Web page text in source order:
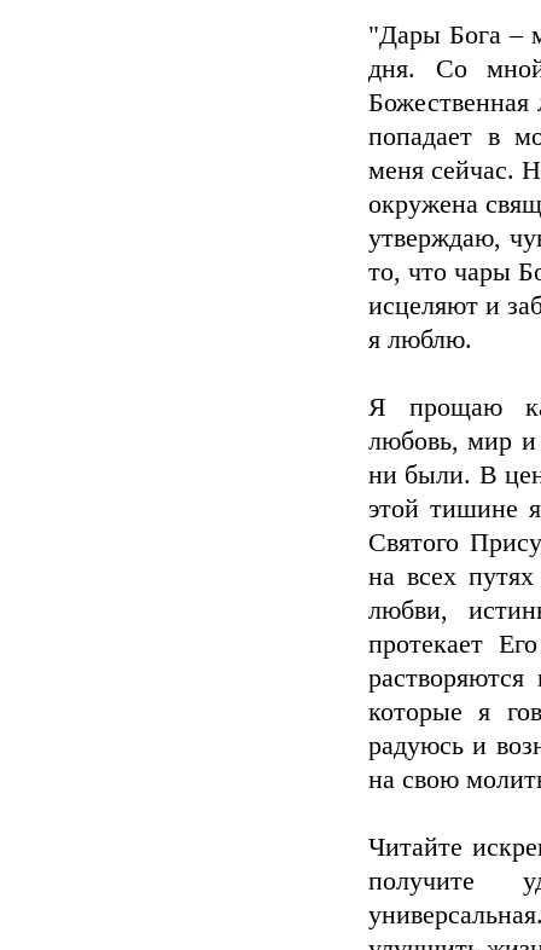
"Дары Бога –
дня. Со
Божественная
попадает в
меня сейчас.
окружена
утверждаю,
то, что чары
исцеляют и
я люблю.
Я прощаю
любовь, мир и
ни были. В
этой тишине
Святого
на всех
любви,
протекает
которые я
радуюсь и
на свою
Читайте
получите